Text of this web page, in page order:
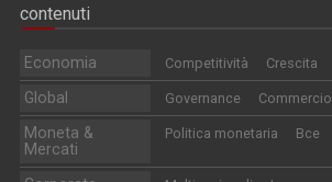
contenuti
Economia Competitività Crescita
Global Governance Commercio
Moneta &
Mercati
Politica monetaria Bce